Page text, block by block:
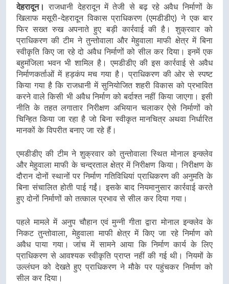
देहरादून। राजधानी देहरादून में तेजी से बढ़ रहे अवैध निर्माणों के
खिलाफ मसूरी-देहरादून विकास प्राधिकरण (एमडीडीए) ने एक बार
फिर सख्त रुख अपनाते हुए बड़ी कार्रवाई की है। शुक्रवार को
प्राधिकरण की टीम ने तुन्तोवाला और मेहुवाला माफी क्षेत्र में बिना
स्वीकृति किए जा रहे दो अवैध निर्माणों को सील कर दिया। इनमें एक
बहुमंजिला भवन भी शामिल है। एमडीडीए की इस कार्रवाई से अवैध
निर्माणकर्ताओं में हड़कंप मच गया है। प्राधिकरण की ओर से स्पष्ट
किया गया है कि राजधानी में सुनियोजित शहरी विकास को प्रभावित
करने वाले किसी भी अवैध निर्माण को बर्दाश्त नहीं किया जाएगा। इसी
नीति के तहत लगातार निरीक्षण अभियान चलाकर ऐसे निर्माणों को
चिन्हित किया जा रहा है जो बिना स्वीकृत मानचित्र अथवा निर्धारित
मानकों के विपरीत बनाए जा रहे हैं।
एमडीडीए की टीम ने शुक्रवार को तुन्तोवाला स्थित मोनाल इन्क्लेव
और मेहुवाला माफी के चन्द्रताल क्षेत्र में निरीक्षण किया। निरीक्षण के
दौरान दोनों स्थानों पर निर्माण गतिविधियां प्राधिकरण की अनुमति के
बिना संचालित होती पाई गईं। इसके बाद नियमानुसार कार्रवाई करते
हुए दोनों निर्माणों को तत्काल प्रभाव से सील कर दिया गया।
पहले मामले में अनुप चौहान एवं मुन्नी गीता द्वारा मोनाल इन्क्लेव के
निकट तुन्तोवाला, मेहुवाला माफी क्षेत्र में किए जा रहे निर्माण को
अवैध पाया गया। जांच में सामने आया कि निर्माण कार्य के लिए
प्राधिकरण से आवश्यक स्वीकृति प्राप्त नहीं की गई थी। नियमों के
उल्लंघन को देखते हुए प्राधिकरण ने मौके पर पहुंचकर निर्माण को
सील कर दिया।